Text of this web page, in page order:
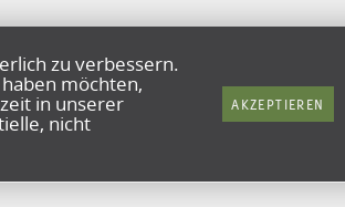
zu verbessern.
möchten,
in unserer
nicht
AKZEPTIEREN